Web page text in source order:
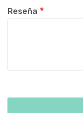
Reseña